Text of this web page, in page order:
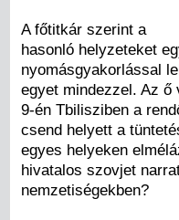
A főtitkár szerint a
hasonló helyzeteket
nyomásgyakorlással
egyet mindezzel. Az
9-én Tbilisziben a
csend helyett a
egyes helyeken
hivatalos szovjet
nemzetiségekben?